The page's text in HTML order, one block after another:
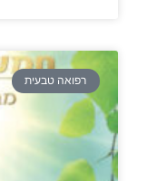
רפואה טבעית